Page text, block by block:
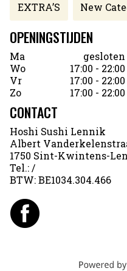
EXTRA’S New
OPENINGSTIJDEN
Ma gesloten
Wo
17:00 - 22:00
Vr
17:00 - 22:00
Zo
17:00 - 22:00
CONTACT
Hoshi Sushi Lennik
Albert
1750 Sint-Kwintens-
Tel.:/
BTW:BE1034.304.466